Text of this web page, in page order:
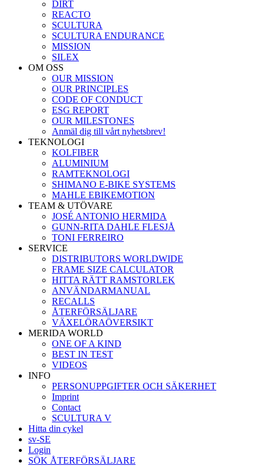
DIRT
REACTO
SCULTURA
SCULTURA ENDURANCE
MISSION
SILEX
OM OSS
OUR MISSION
OUR PRINCIPLES
CODE OF CONDUCT
ESG REPORT
OUR MILESTONES
Anmäl dig till vårt nyhetsbrev!
TEKNOLOGI
KOLFIBER
ALUMINIUM
RAMTEKNOLOGI
SHIMANO E-BIKE SYSTEMS
MAHLE EBIKEMOTION
TEAM & UTÖVARE
JOSÉ ANTONIO HERMIDA
GUNN-RITA DAHLE FLESJÅ
TONI FERREIRO
SERVICE
DISTRIBUTORS WORLDWIDE
FRAME SIZE CALCULATOR
HITTA RÄTT RAMSTORLEK
ANVÄNDARMANUAL
RECALLS
ÅTERFÖRSÄLJARE
VÄXELÖRAÖVERSIKT
MERIDA WORLD
ONE OF A KIND
BEST IN TEST
VIDEOS
INFO
PERSONUPPGIFTER OCH SÄKERHET
Imprint
Contact
SCULTURA V
Hitta din cykel
sv-SE
Login
SÖK ÅTERFÖRSÄLJARE